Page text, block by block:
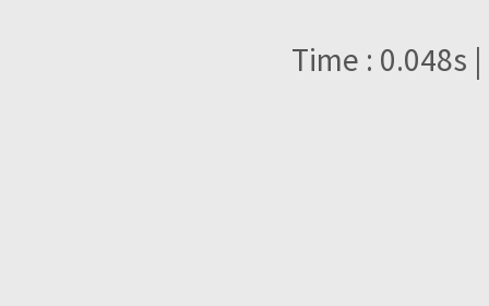
Time : 0.048s